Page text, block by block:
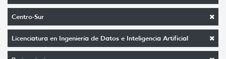
Centro-Sur
Licenciatura en Ingeniería de Datos e Inteligencia Artificial